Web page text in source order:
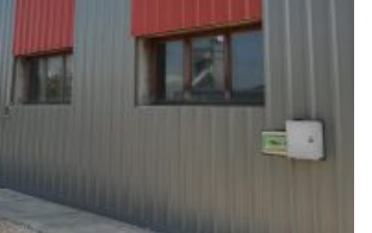
SMALTIMENTO AMIANTO
Edifici Industriali